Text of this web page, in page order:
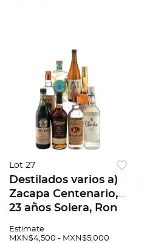
Lot 27
Destilados varios a)
Zacapa Centenario,
23 años Solera, Ron
Tengumai, Sake
Estimate
MXN$4,500 - MXN$5,000